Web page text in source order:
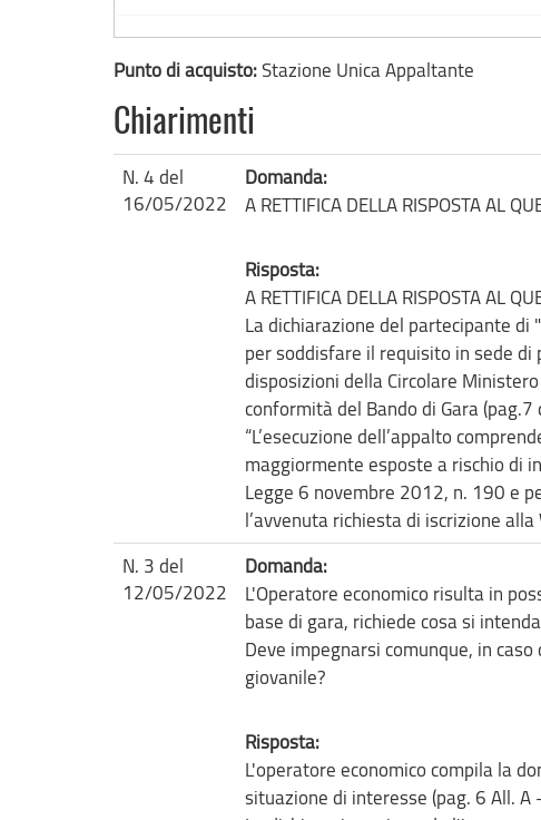
Punto di acquisto:Stazione Unica Appaltante
Chiarimenti
N. 4 del
16/05/2022
Domanda:
A RETTIFICA DELLA RISPOSTA AL
Risposta:
A RETTIFICA DELLA RISPOSTA AL
La dichiarazione del partecipante
per soddisfare il requisito in sede
disposizioni della Circolare
conformità del Bando di Gara
“L’esecuzione dell’appalto
maggiormente esposte a rischio di
Legge 6 novembre 2012, n. 190 e
l’avvenuta richiesta di iscrizione
N. 3 del
12/05/2022
Domanda:
L'Operatore economico risulta in
base di gara, richiede cosa si
Deve impegnarsi comunque, in
giovanile?
Risposta:
L'operatore economico compila la
situazione di interesse (pag. 6 All. A